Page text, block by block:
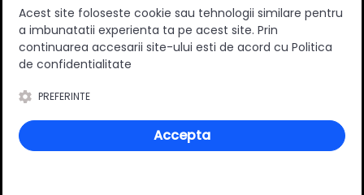
Review-uri
Deții sau ai utilizat produsul?
Spune-ți părerea acordând o nota produsului
Acest site foloseste cookie sau tehnologii similare pentru
a imbunatatii experienta ta pe acest site. Prin
continuarea accesarii site-ului esti de acord cu Politica
de confidentialitate
PREFERINTE
Accepta